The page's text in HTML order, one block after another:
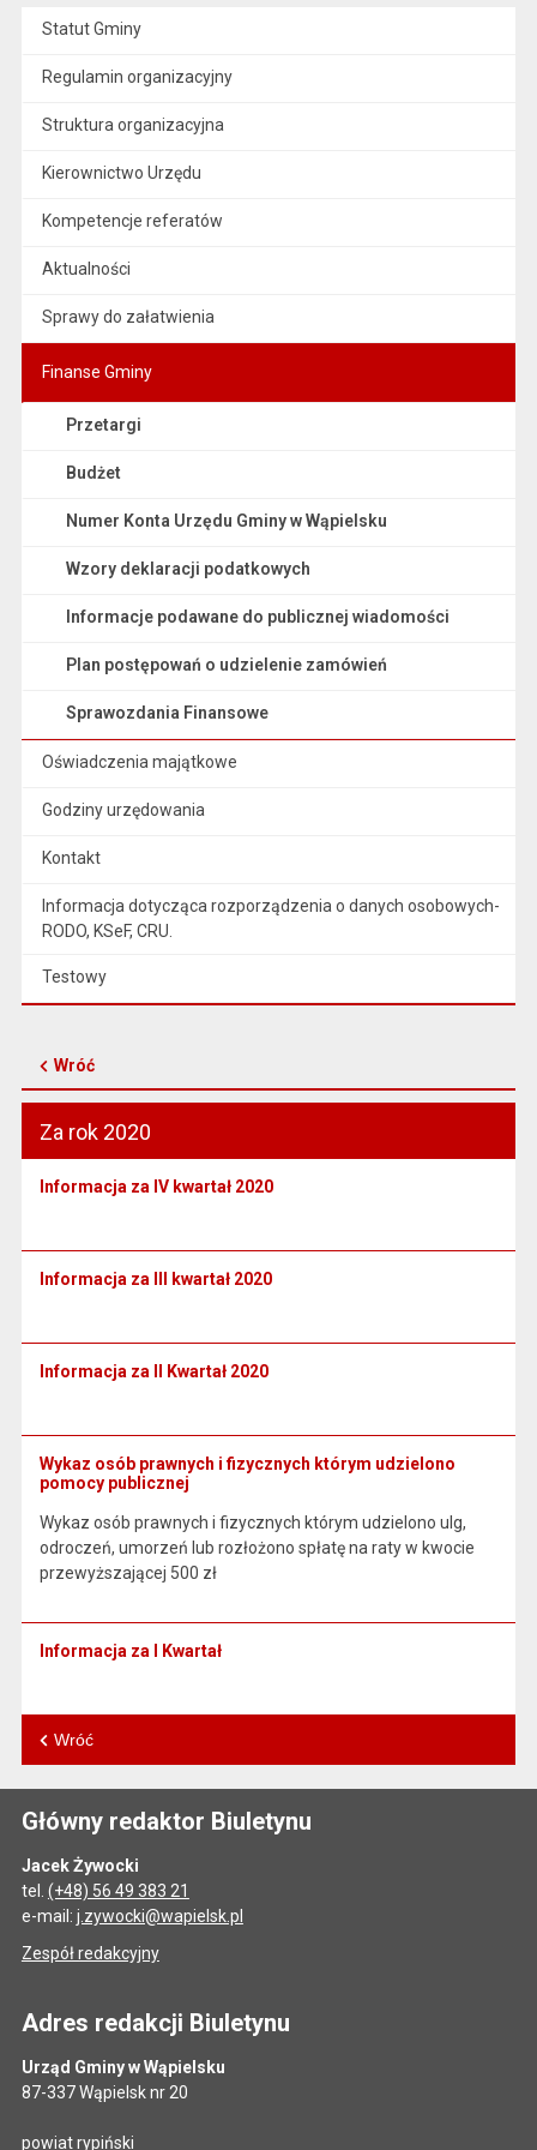
Statut Gminy
Regulamin organizacyjny
Struktura organizacyjna
Kierownictwo Urzędu
Kompetencje referatów
Aktualności
Sprawy do załatwienia
Finanse Gminy
Przetargi
Budżet
Numer Konta Urzędu Gminy w Wąpielsku
Wzory deklaracji podatkowych
Informacje podawane do publicznej wiadomości
Plan postępowań o udzielenie zamówień
Sprawozdania Finansowe
Oświadczenia majątkowe
Godziny urzędowania
Kontakt
Informacja dotycząca rozporządzenia o danych osobowych-
RODO, KSeF, CRU.
Testowy
Wróć
Za rok 2020
Informacja za IV kwartał 2020
Informacja za III kwartał 2020
Informacja za II Kwartał 2020
Wykaz osób prawnych i fizycznych którym udzielono
pomocy publicznej
Wykaz osób prawnych i fizycznych którym udzielono ulg,
odroczeń, umorzeń lub rozłożono spłatę na raty w kwocie
przewyższającej 500 zł
Informacja za I Kwartał
Wróć
Główny redaktor Biuletynu
Jacek Żywocki
tel. (+48) 56 49 383 21
e-mail: j.zywocki@wapielsk.pl
Zespół redakcyjny
Adres redakcji Biuletynu
Urząd Gminy w Wąpielsku
87-337 Wąpielsk nr 20
powiat rypiński